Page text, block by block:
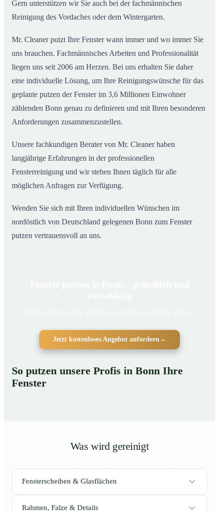
Gern unterstützen wir Sie auch bei der fachmännischen
Reinigung des Vordaches oder dem Wintergarten.
Mr. Cleaner putzt Ihre Fenster wann immer und wo immer Sie
uns brauchen. Fachmännisches Arbeiten und Professionalität
liegen uns seit 2006 am Herzen. Bei uns erhalten Sie daher
eine individuelle Lösung, um Ihre Reinigungswünsche für das
geplante putzen der Fenster im 3,6 Millionen Einwohner
zählenden Bonn genau zu definieren und mit Ihren besonderen
Anforderungen zusammenzustellen.
Unsere fachkundigen Berater von Mr. Cleaner haben
langjährige Erfahrungen in der professionellen
Fensterreinigung und wir stehen Ihnen täglich für alle
möglichen Anfragen zur Verfügung.
Wenden Sie sich mit Ihren individuellen Wünschen im
nordöstlich von Deutschland gelegenen Bonn zum Fenster
putzen vertrauensvoll an uns.
Jetzt kostenloses Angebot anfordern →
So putzen unsere Profis in Bonn Ihre
Fenster
Was wird gereinigt
Fensterscheiben & Glasflächen
Rahmen, Falze & Details